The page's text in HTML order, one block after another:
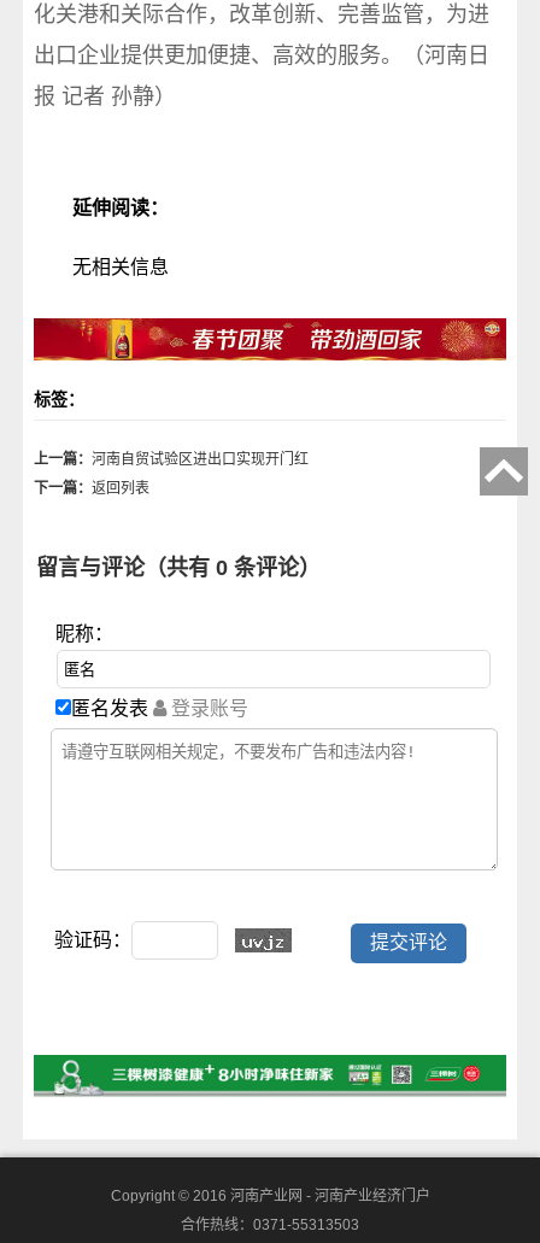
化关港和关际合作，改革创新、完善监管，为进
出口企业提供更加便捷、高效的服务。（河南日
报 记者 孙静）
延伸阅读：
无相关信息
标签：
上一篇： 河南自贸试验区进出口实现开门红
下一篇： 返回列表
留言与评论（共有 0 条评论）
昵称：
匿名发表 登录账号
验证码：
Copyright © 2016 河南产业网 - 河南产业经济门户
合作热线：0371-55313503